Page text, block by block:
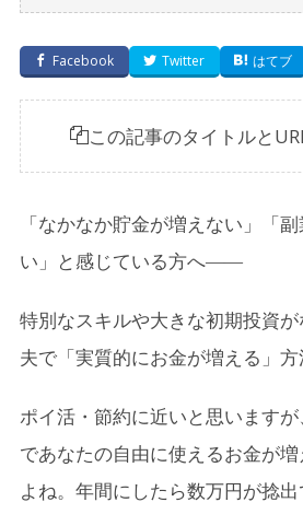
Facebook Twitter はてブ
この記事のタイトルと
「なかなか貯金が増えない」「
い」と感じている方へ――
特別なスキルや大きな初期投資
夫で「実質的にお金が増える」方
ポイ活・節約に近いと思います
であなたの自由に使えるお金が
よね。年間にしたら数万円が捻